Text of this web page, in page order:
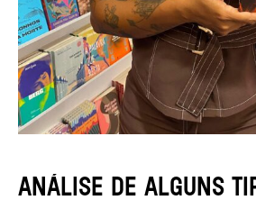
Análise de alguns